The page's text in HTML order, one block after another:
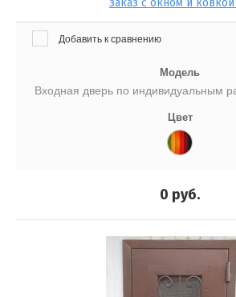
заказ с окном и ковкой
Добавить к сравнению
Модель
Входная дверь по индивидуальным
Цвет
0 руб.